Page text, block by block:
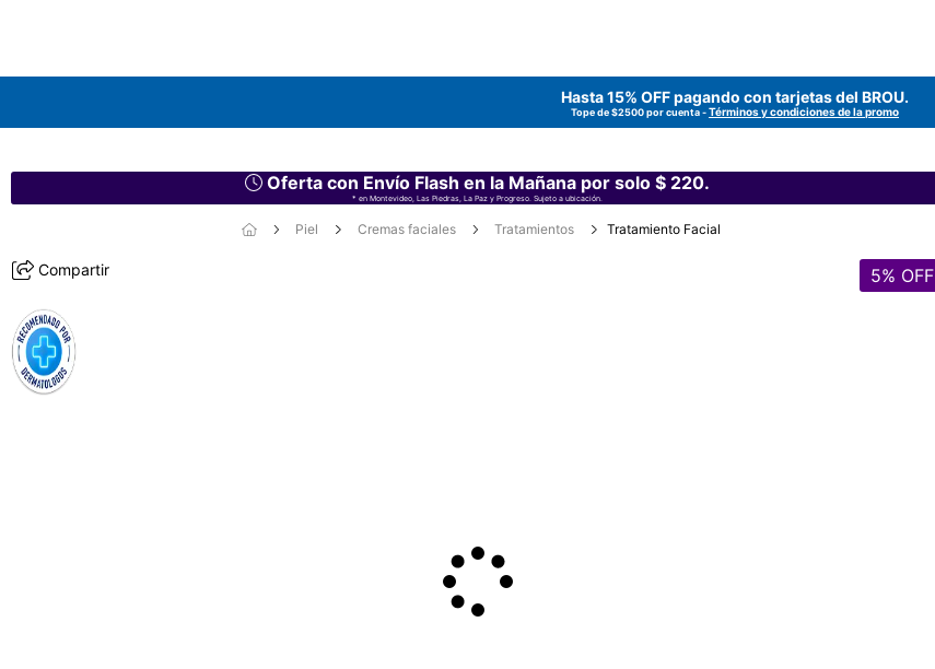
Hasta 15% OFF pagando con tarjetas del BROU.
Tope de $2500 por cuenta -Términos y condiciones de la promo
Oferta con Envío Flash en la Mañana por solo $ 220.
* en Montevideo, Las Piedras, La Paz y Progreso. Sujeto a ubicación.
Piel Cremas faciales Tratamientos Tratamiento Facial
Compartir 5% OFF